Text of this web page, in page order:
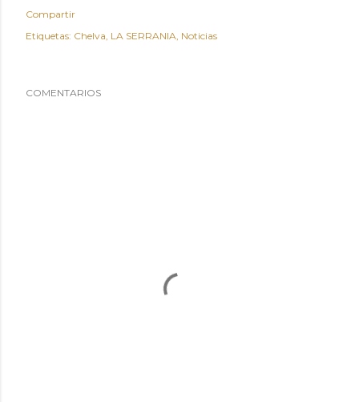
Compartir
Etiquetas: Chelva LA SERRANIA Noticias
COMENTARIOS